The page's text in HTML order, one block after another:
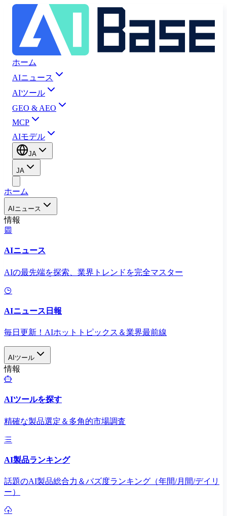
ホーム
AIニュース
AIツール
GEO & AEO
MCP
AIモデル
JA
JA
ホーム
AIニュース
情報
AIニュース
AIの最先端を探索、業界トレンドを完全マスター
AIニュース日報
毎日更新！AIホットトピックス＆業界最前線
AIツール
情報
AIツールを探す
精確な製品選定＆多角的市場調査
AI製品ランキング
話題のAI製品総合力＆バズ度ランキング（年間/月間/デイリ
ー）